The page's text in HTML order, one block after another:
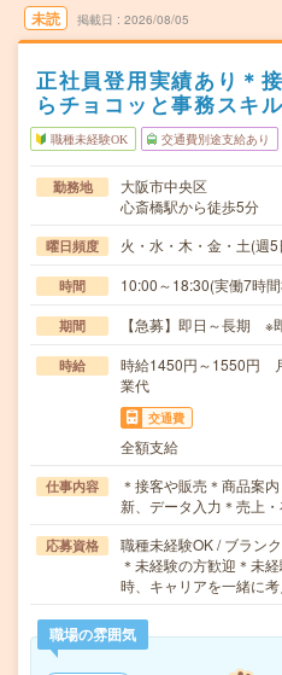
未読 掲載日 2026/08/05
正社員登用実績あり＊
らチョコッと事務スキ
職種未経験OK 交通費別途支給あり
勤務地
大阪市中央区
心斎橋駅から徒歩5分
曜日頻度 火・水・木・金・土(週
時間 10:00～18:30(実働7時
期間 【急募】即日～長期 ※
時給
時給1450円～1550円
業代
交通費
全額支給
仕事内容
＊接客や販売＊商品案
新、データ入力＊売上
応募資格
職種未経験OK / ブラン
＊未経験の方歓迎＊未
時、キャリアを一緒に
職場の雰囲気